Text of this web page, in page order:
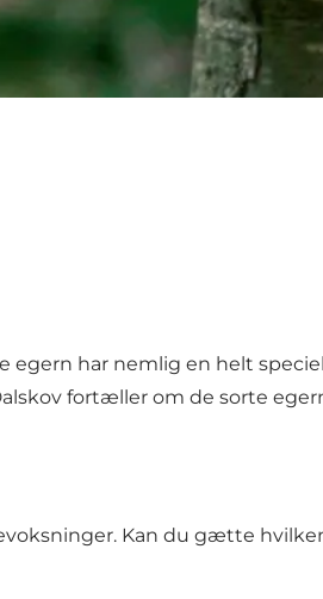
har nemlig en helt
fortæller om de sorte
Kan du gætte